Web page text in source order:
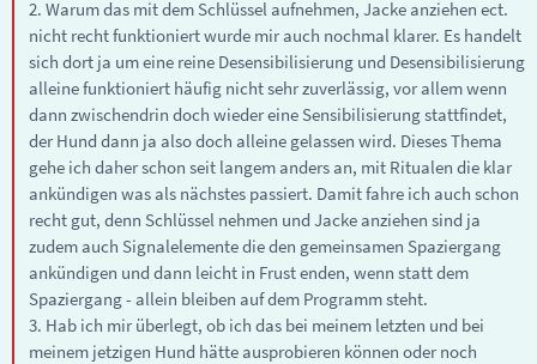
2. Warum das mit dem Schlüssel aufnehmen, Jacke anziehen ect.
nicht recht funktioniert wurde mir auch nochmal klarer. Es handelt
sich dort ja um eine reine Desensibilisierung und Desensibilisierung
alleine funktioniert häufig nicht sehr zuverlässig, vor allem wenn
dann zwischendrin doch wieder eine Sensibilisierung stattfindet,
der Hund dann ja also doch alleine gelassen wird. Dieses Thema
gehe ich daher schon seit langem anders an, mit Ritualen die klar
ankündigen was als nächstes passiert. Damit fahre ich auch schon
recht gut, denn Schlüssel nehmen und Jacke anziehen sind ja
zudem auch Signalelemente die den gemeinsamen Spaziergang
ankündigen und dann leicht in Frust enden, wenn statt dem
Spaziergang - allein bleiben auf dem Programm steht.
3. Hab ich mir überlegt, ob ich das bei meinem letzten und bei
meinem jetzigen Hund hätte ausprobieren können oder noch